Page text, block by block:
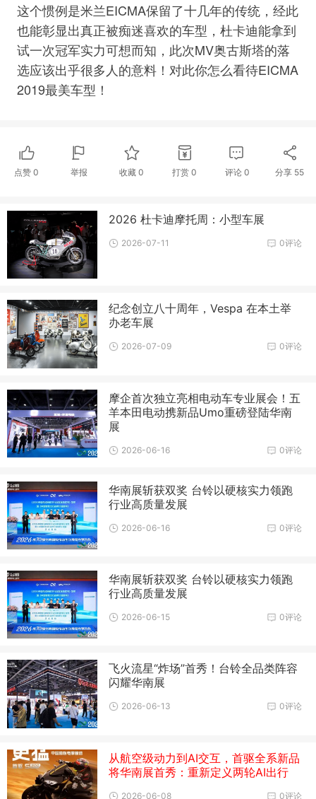
这个惯例是米兰EICMA保留了十几年的传统，经此
也能彰显出真正被痴迷喜欢的车型，杜卡迪能拿到
试一次冠军实力可想而知，此次MV奥古斯塔的落
选应该出乎很多人的意料！对此你怎么看待EICMA
2019最美车型！
点赞 0 举报 收藏0 打赏 0 评论 0 分享 55
2026 杜卡迪摩托周：小型车展
0评论
2026-07-11
纪念创立八十周年，Vespa 在本土举
办老车展
0评论
2026-07-09
摩企首次独立亮相电动车专业展会！五
羊本田电动携新品Umo重磅登陆华南
展
0评论
2026-06-16
华南展斩获双奖 台铃以硬核实力领跑
行业高质量发展
0评论
2026-06-16
华南展斩获双奖 台铃以硬核实力领跑
行业高质量发展
0评论
2026-06-15
飞火流星“炸场”首秀！台铃全品类阵容
闪耀华南展
0评论
2026-06-13
从航空级动力到AI交互，首驱全系新品
将华南展首秀：重新定义两轮AI出行
0评论
2026-06-08